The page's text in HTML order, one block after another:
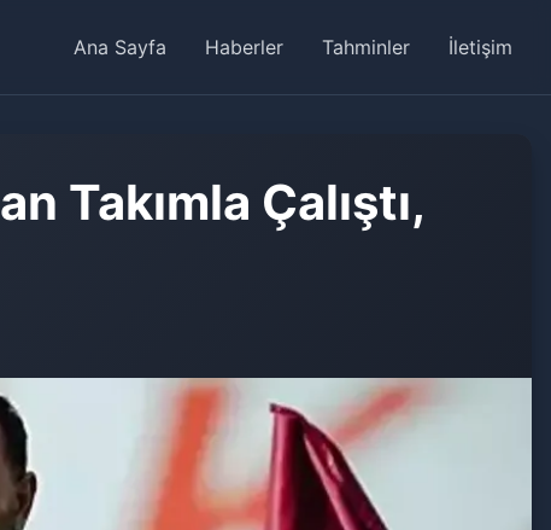
Ana Sayfa Haberler Tahminler İletişim
Takımla Çalıştı,